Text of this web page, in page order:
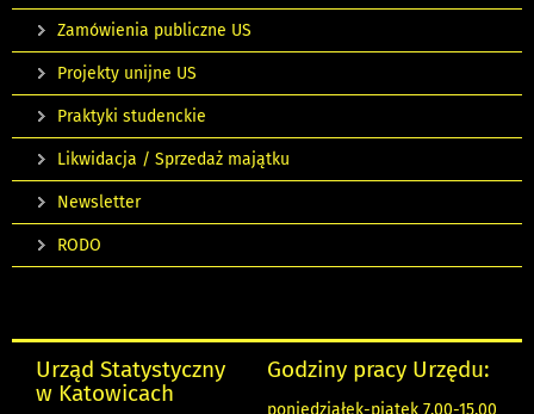
Zamówienia publiczne US
Projekty unijne US
Praktyki studenckie
Likwidacja / Sprzedaż majątku
Newsletter
RODO
Urząd Statystyczny
w Katowicach
Godziny pracy Urzędu: